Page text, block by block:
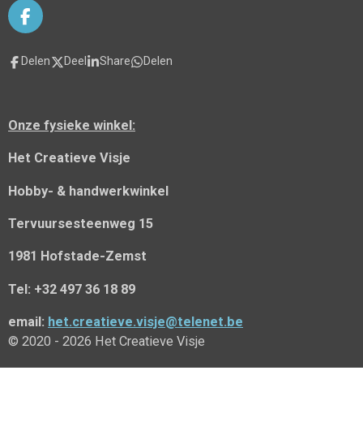
F
a
c
e
k
Delen Deel Share Delen
Onze fysieke winkel:
Het Creatieve Visje
Hobby- & handwerkwinkel
Tervuursesteenweg 15
1981 Hofstade-Zemst
Tel: +32 497 36 18 89
email: het.creatieve.visje@telenet.be
© 2020 - 2026 Het Creatieve Visje